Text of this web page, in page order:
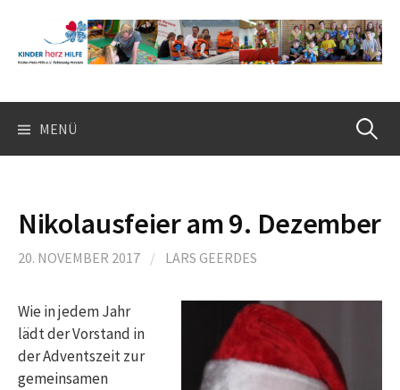
Inhalt
MENÜ Suchen
Nikolausfeier am 9. Dezember
20. NOVEMBER 2017 / LARS GEERDES
Wie in jedem Jahr
lädt der Vorstand in
der Adventszeit zur
gemeinsamen